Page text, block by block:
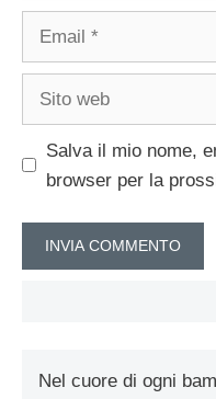
Email
Sito
Salva il mio nome,
browser per la
Nel cuore di ogni